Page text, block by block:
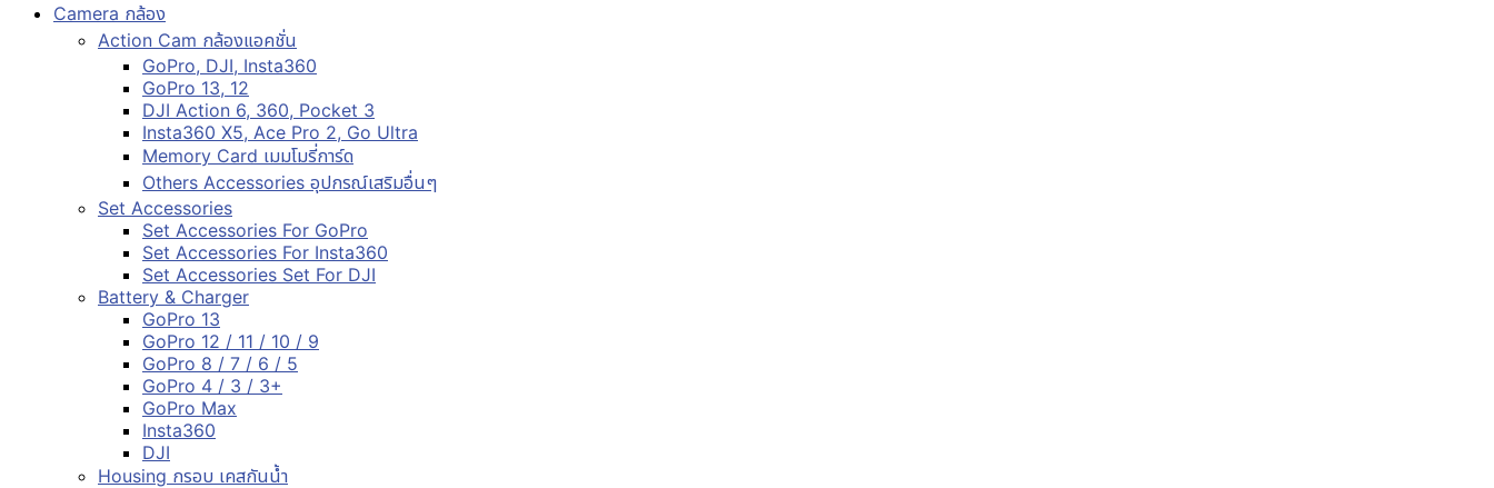
Camera กล้อง
Action Cam กล้องแอคชั่น
GoPro, DJI, Insta360
GoPro 13, 12
DJI Action 6, 360, Pocket 3
Insta360 X5, Ace Pro 2, Go Ultra
Memory Card เมมโมรี่การ์ด
Others Accessories อุปกรณ์เสริมอื่นๆ
Set Accessories
Set Accessories For GoPro
Set Accessories For Insta360
Set Accessories Set For DJI
Battery & Charger
GoPro 13
GoPro 12 / 11 / 10 / 9
GoPro 8 / 7 / 6 / 5
GoPro 4 / 3 / 3+
GoPro Max
Insta360
DJI
Housing กรอบ เคสกันน้ำ